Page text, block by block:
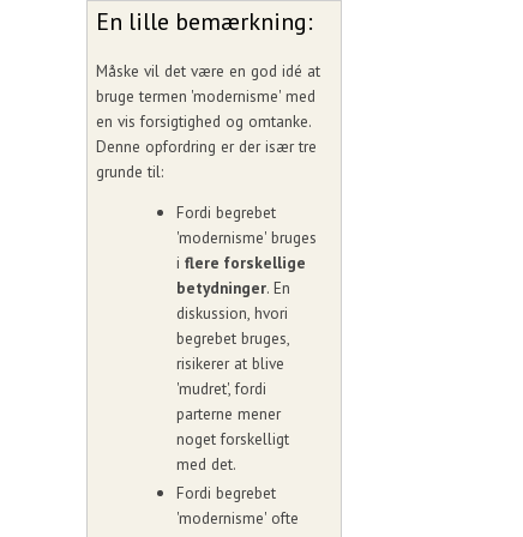
En lille bemærkning:
Måske vil det være en god idé at
bruge termen 'modernisme' med
en vis forsigtighed og omtanke.
Denne opfordring er der især tre
grunde til:
Fordi begrebet
'modernisme' bruges
i flere forskellige
betydninger. En
diskussion, hvori
begrebet bruges,
risikerer at blive
'mudret', fordi
parterne mener
noget forskelligt
med det.
Fordi begrebet
'modernisme' ofte